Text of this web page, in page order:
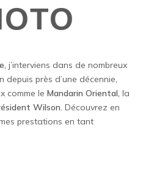
j’interviens dans de nombreux
depuis près d’une décennie,
comme le Mandarin Oriental, la
Wilson. Découvrez en
prestations en tant